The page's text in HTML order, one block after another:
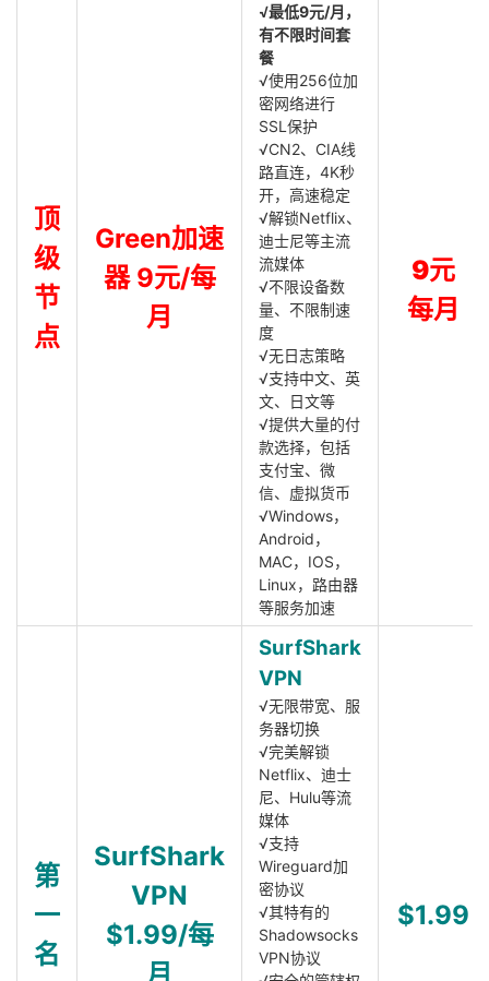
顶
级
节
点
Green加速
器 9元/每
月
√最低9元/月，
有不限时间套
餐
√使用256位加
密网络进行
SSL保护
√CN2、CIA线
路直连，4K秒
开，高速稳定
√解锁Netflix、
迪士尼等主流
流媒体
√不限设备数
量、不限制速
度
√无日志策略
√支持中文、英
文、日文等
√提供大量的付
款选择，包括
支付宝、微
信、虚拟货币
√Windows，
Android，
MAC，IOS，
Linux，路由器
等服务加速
9元
每月
第
一
名
SurfShark
VPN
$1.99/每
月
SurfShark
VPN
√无限带宽、服
务器切换
√完美解锁
Netflix、迪士
尼、Hulu等流
媒体
√支持
Wireguard加
密协议
√其特有的
Shadowsocks
VPN协议
$1.99